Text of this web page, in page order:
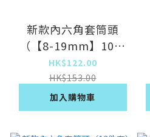
新款內六角套筒頭
（【8-19mm】10件
套）
HK$122.00
HK$153.00
加入購物車